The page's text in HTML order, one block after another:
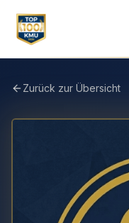
Zurück zur Übersicht